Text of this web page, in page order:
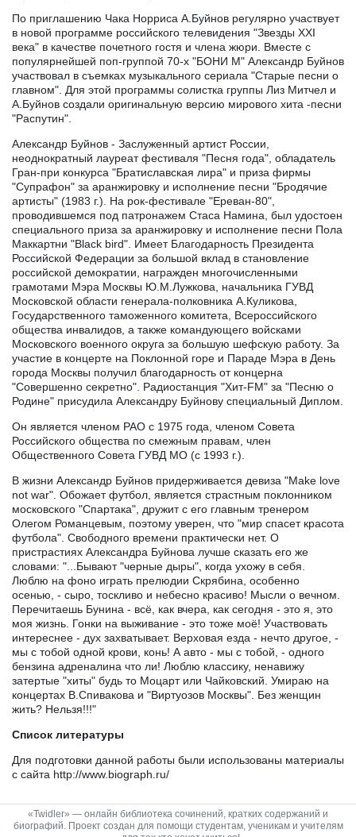
По приглашению Чака Норриса А.Буйнов регулярно участвует
в новой программе российского телевидения "Звезды ХХI
века" в качестве почетного гостя и члена жюри. Вместе с
популярнейшей поп-группой 70-х "БОНИ М" Александр Буйнов
участвовал в съемках музыкального сериала "Старые песни о
главном". Для этой программы солистка группы Лиз Митчел и
А.Буйнов создали оригинальную версию мирового хита -песни
"Распутин".
Александр Буйнов - Заслуженный артист России,
неоднократный лауреат фестиваля "Песня года", обладатель
Гран-при конкурса "Братиславская лира" и приза фирмы
"Супрафон" за аранжировку и исполнение песни "Бродячие
артисты" (1983 г.). На рок-фестивале "Ереван-80",
проводившемся под патронажем Стаса Намина, был удостоен
специального приза за аранжировку и исполнение песни Пола
Маккартни "Black bird". Имеет Благодарность Президента
Российской Федерации за большой вклад в становление
российской демократии, награжден многочисленными
грамотами Мэра Москвы Ю.М.Лужкова, начальника ГУВД
Московской области генерала-полковника А.Куликова,
Государственного таможенного комитета, Всероссийского
общества инвалидов, а также командующего войсками
Московского военного округа за большую шефскую работу. За
участие в концерте на Поклонной горе и Параде Мэра в День
города Москвы получил благодарность от концерна
"Совершенно секретно". Радиостанция "Хит-FM" за "Песню о
Родине" присудила Александру Буйнову специальный Диплом.
Он является членом РАО с 1975 года, членом Совета
Российского общества по смежным правам, член
Общественного Совета ГУВД МО (с 1993 г.).
В жизни Александр Буйнов придерживается девиза "Make love
not war". Обожает футбол, является страстным поклонником
московского "Спартака", дружит с его главным тренером
Олегом Романцевым, поэтому уверен, что "мир спасет красота
футбола". Свободного времени практически нет. О
пристрастиях Александра Буйнова лучше сказать его же
словами: "...Бывают "черные дыры", когда ухожу в себя.
Люблю на фоно играть прелюдии Скрябина, особенно
осенью, - сыро, тоскливо и небесно красиво! Мысли о вечном.
Перечитаешь Бунина - всё, как вчера, как сегодня - это я, это
моя жизнь. Гонки на выживание - это тоже моё! Участвовать
интереснее - дух захватывает. Верховая езда - нечто другое, -
мы с тобой одной крови, конь! А авто - мы с тобой, - одного
бензина адреналина что ли! Люблю классику, ненавижу
затертые "хиты" будь то Моцарт или Чайковский. Умираю на
концертах В.Спивакова и "Виртуозов Москвы". Без женщин
жить? Нельзя!!!"
Список литературы
Для подготовки данной работы были использованы материалы
с сайта http://www.biograph.ru/
«Twidler» — онлайн библиотека сочинений, кратких содержаний и
биографий. Проект создан для помощи студентам, ученикам и учителям